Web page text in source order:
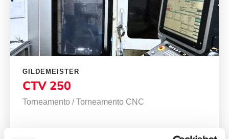
GILDEMEISTER
CTV 250
Torneamento /Torneamento CNC